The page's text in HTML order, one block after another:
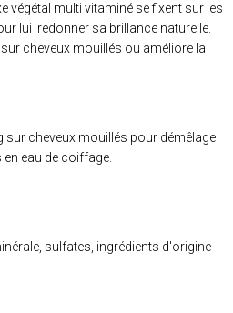
végétal multi vitaminé se fixent sur les
lui redonner sa brillance naturelle.
cheveux mouillés ou améliore la
cheveux mouillés pour démêlage
eau de coiffage.
sulfates, ingrédients d'origine